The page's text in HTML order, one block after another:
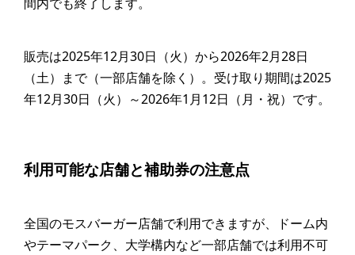
販売は2025年12月30日（火）から2026年2月28日
（土）まで（一部店舗を除く）。受け取り期間は2025
年12月30日（火）～2026年1月12日（月・祝）です。
利用可能な店舗と補助券の注意点
全国のモスバーガー店舗で利用できますが、ドーム内
やテーマパーク、大学構内など一部店舗では利用不可